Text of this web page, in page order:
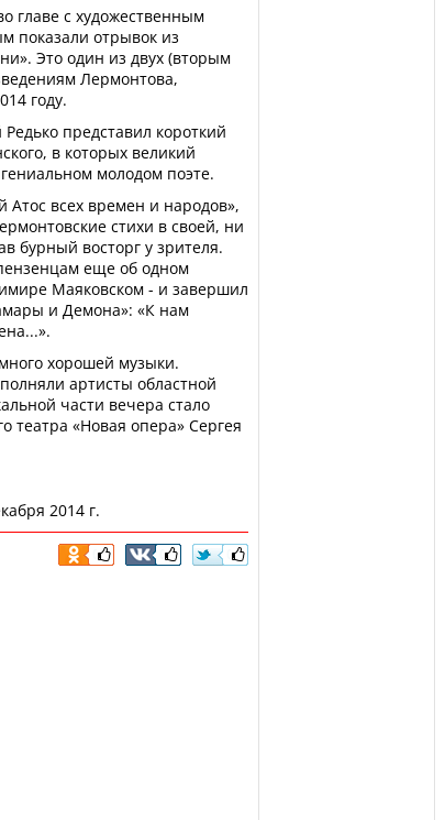
главе с художественным
показали отрывок из
Это один из двух (вторым
Лермонтова,
году.
представил короткий
в которых великий
молодом поэте.
всех времен и народов»,
стихи в своей, ни
бурный восторг у зрителя.
еще об одном
Маяковском - и завершил
и Демона»: «К нам
хорошей музыки.
артисты областной
части вечера стало
театра «Новая опера» Сергея
2014 г.